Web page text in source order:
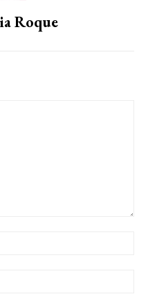
Roque